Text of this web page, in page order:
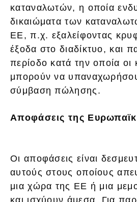
καταναλωτών, η οποία
δικαιώματα των
ΕΕ, π.χ. εξαλείφοντας
έξοδα στο διαδίκτυο, και
περίοδο κατά την οποία οι
μπορούν να
σύμβαση πώλησης.
Αποφάσεις της
Οι αποφάσεις είναι
αυτούς στους οποίους
μια χώρα της ΕΕ ή μια